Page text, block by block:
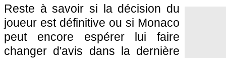
Reste à savoir si la décision du
joueur est définitive ou si Monaco
peut encore espérer lui faire
changer d'avis dans la dernière